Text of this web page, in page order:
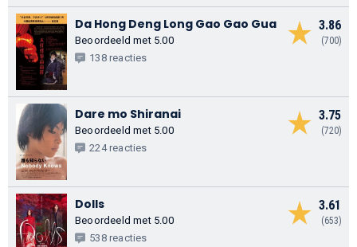
3.86
(700)
Da Hong Deng Long Gao Gao Gua
Beoordeeld met 5.00
138 reacties
3.75
(720)
Dare mo Shiranai
Beoordeeld met 5.00
224 reacties
3.61
(653)
Dolls
Beoordeeld met 5.00
538 reacties